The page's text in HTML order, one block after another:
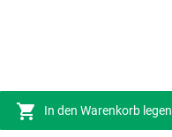
 In den Warenkorb legen